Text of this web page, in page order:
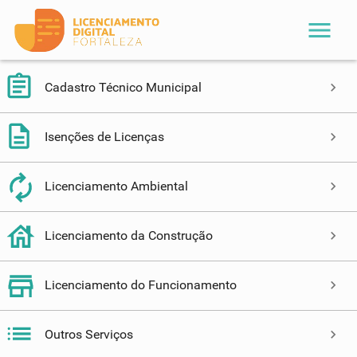
menu
Cadastro Técnico Municipal
Isenções de Licenças
Licenciamento Ambiental
Licenciamento da Construção
Licenciamento do Funcionamento
Outros Serviços